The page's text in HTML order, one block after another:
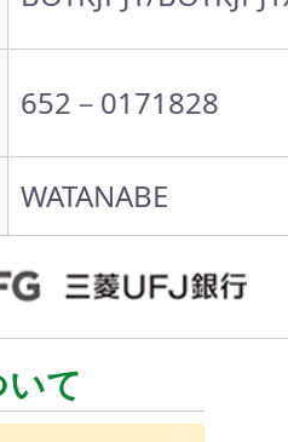
652－0171828
WATANABE
て